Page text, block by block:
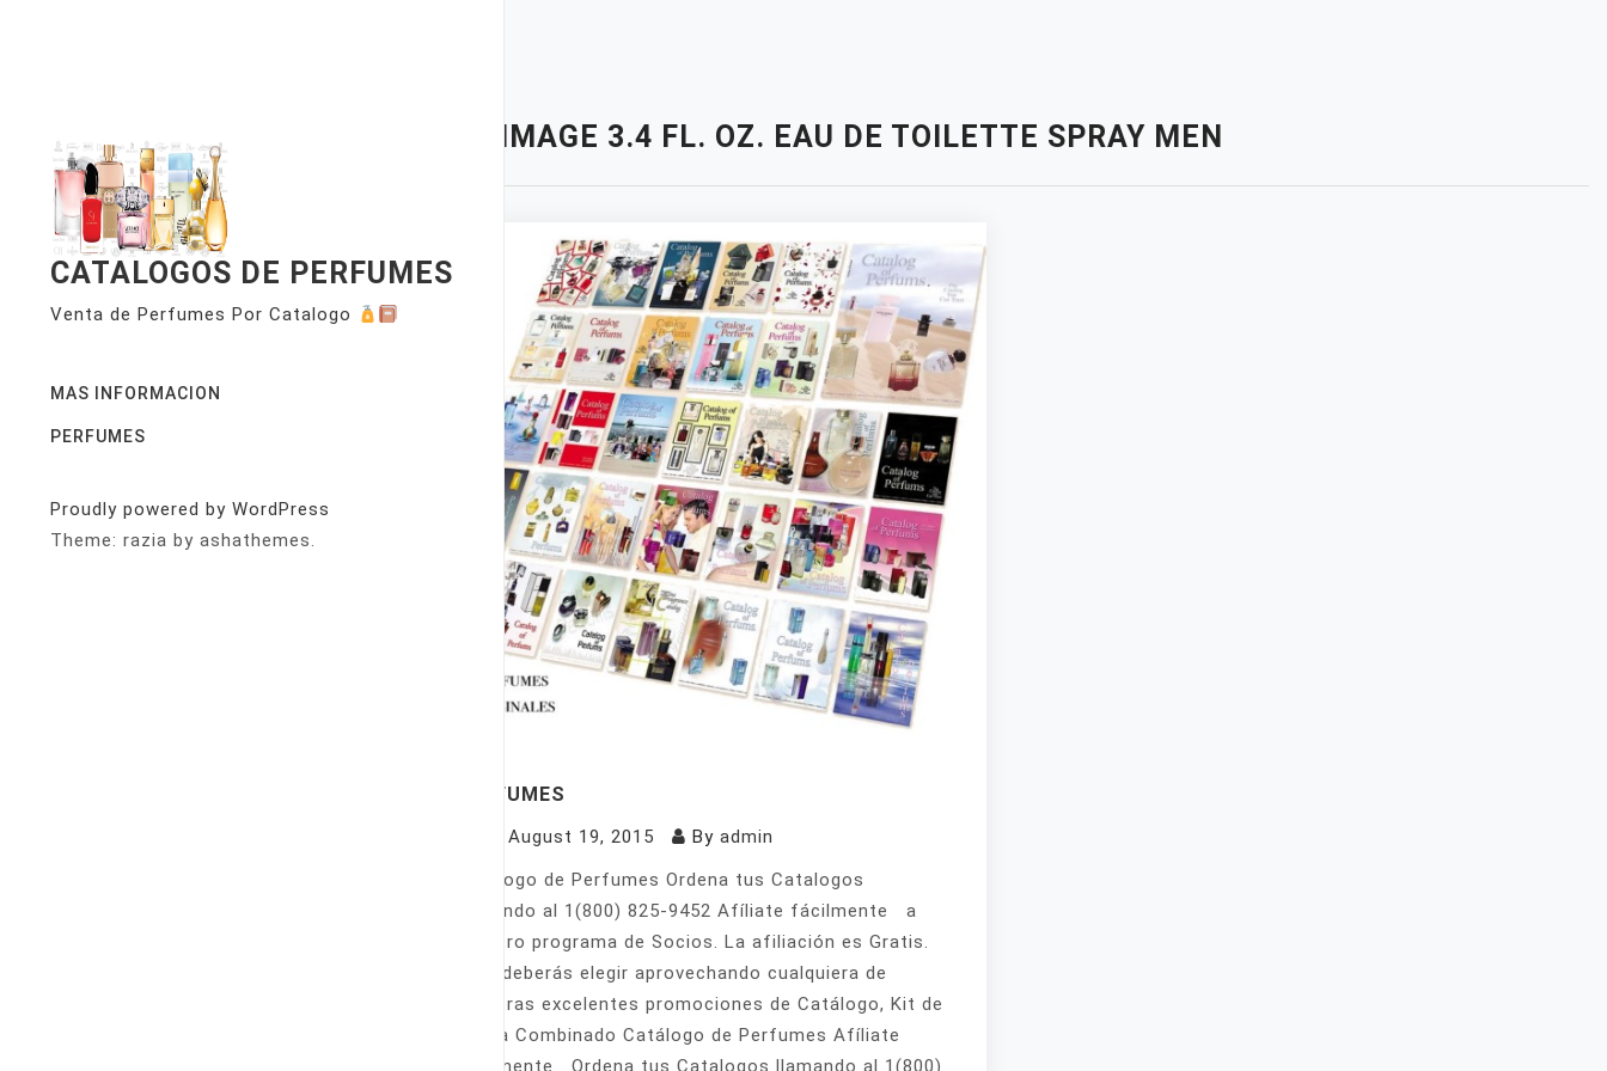
CATALOGOS DE PERFUMES
Venta de Perfumes Por Catalogo
MAS INFORMACION
PERFUMES
Proudly powered by WordPress
Theme: razia by ashathemes.
IMAGE 3.4 FL. OZ. EAU DE TOILETTE SPRAY MEN
PERFUMES
August 19, 2015 By admin
Catálogo de Perfumes Ordena tus Catalogos
llamando al 1(800) 825-9452 Afíliate fácilmente a
nuestro programa de Socios. La afiliación es Gratis.
Sólo deberás elegir aprovechando cualquiera de
nuestras excelentes promociones de Catálogo, Kit de
Venta Combinado Catálogo de Perfumes Afíliate
fácilmente Ordena tus Catalogos llamando al 1(800)